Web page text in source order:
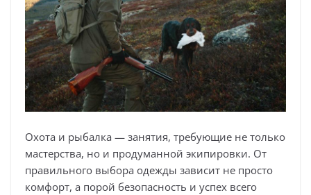
Охота и рыбалка — занятия, требующие не только
мастерства, но и продуманной экипировки. От
правильного выбора одежды зависит не просто
комфорт, а порой безопасность и успех всего